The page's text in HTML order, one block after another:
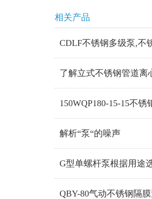
相关产品
CDLF不锈钢多级泵,不
了解立式不锈钢管道离
150WQP180-15-15不
解析“泵“的噪声
G型单螺杆泵根据用途
QBY-80气动不锈钢隔